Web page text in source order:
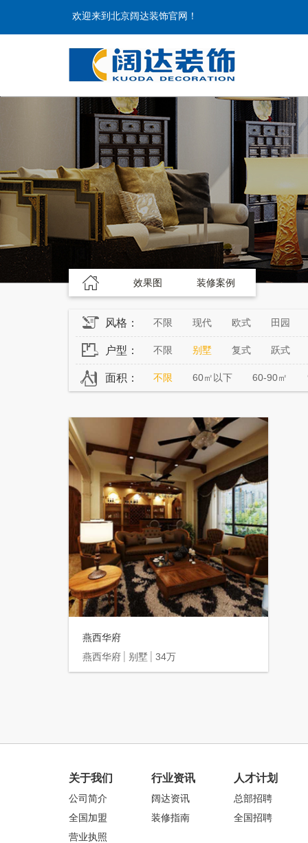
欢迎来到北京阔达装饰官网！
效果图 装修案例
风格： 不限 现代 欧式 田园
户型： 不限 别墅 复式 跃式
面积： 不限 60㎡以下 60-90㎡
燕西华府
燕西华府
别墅 34万
关于我们
公司简介
全国加盟
营业执照
行业资讯
阔达资讯
装修指南
人才计划
总部招聘
全国招聘